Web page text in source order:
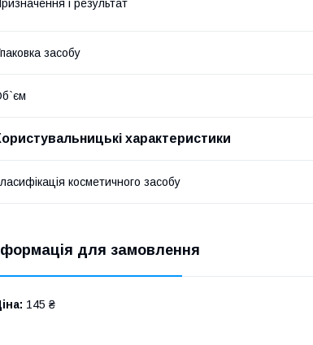
і результат
засобу
характеристики
косметичного засобу
для замовлення
145 ₴